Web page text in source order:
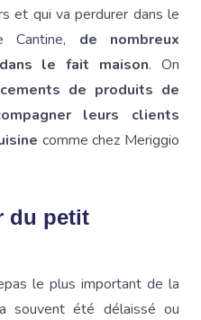
et qui va perdurer dans le
Cantine, de nombreux
le fait maison. On
de produits de
leurs clients
comme chez Meriggio
du petit
le plus important de la
souvent été délaissé ou